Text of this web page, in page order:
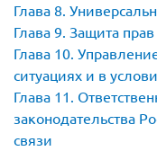
Глава 8.
Глава 9. Защита
Глава 10.
ситуациях и в
Глава 11.
законодательства
связи